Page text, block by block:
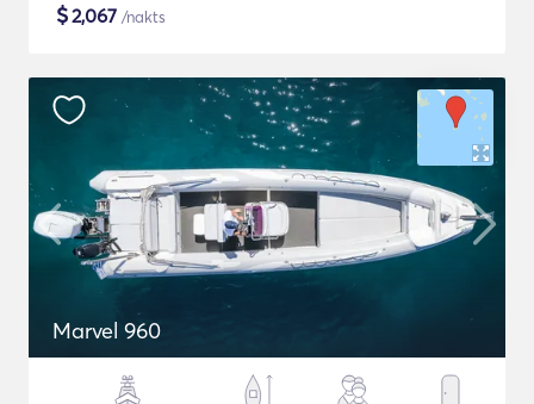
$2,067 /nakts
Μarvel 960